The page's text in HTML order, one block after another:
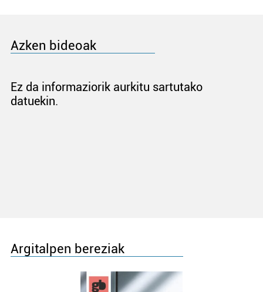
Azken bideoak
Ez da informaziorik aurkitu sartutako
datuekin.
Argitalpen bereziak